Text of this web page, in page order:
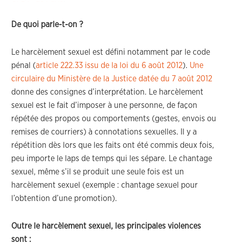
De quoi parle-t-on ?
Le harcèlement sexuel est défini notamment par le code
pénal (article 222.33 issu de la loi du 6 août 2012). Une
circulaire du Ministère de la Justice datée du 7 août 2012
donne des consignes d’interprétation. Le harcèlement
sexuel est le fait d’imposer à une personne, de façon
répétée des propos ou comportements (gestes, envois ou
remises de courriers) à connotations sexuelles. Il y a
répétition dès lors que les faits ont été commis deux fois,
peu importe le laps de temps qui les sépare. Le chantage
sexuel, même s’il se produit une seule fois est un
harcèlement sexuel (exemple : chantage sexuel pour
l’obtention d’une promotion).
Outre le harcèlement sexuel, les principales violences
sont :